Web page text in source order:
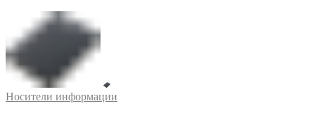
Носители информации